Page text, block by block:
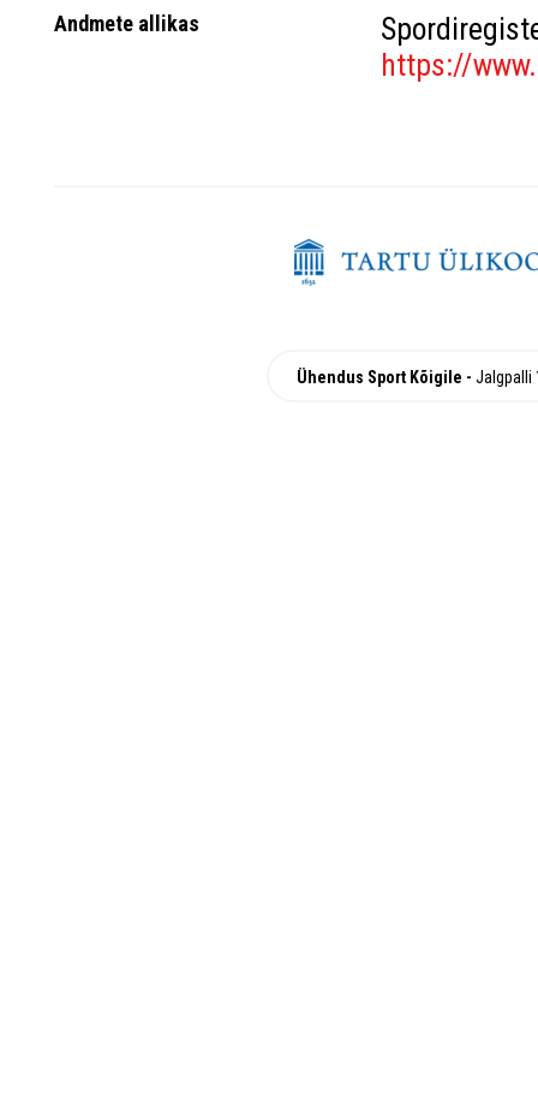
Andmete allikas
https://
Ühendus Sport Kõigile Jalgpalli